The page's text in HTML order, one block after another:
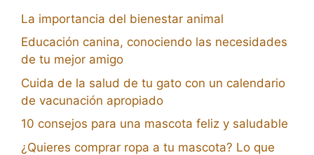
La importancia del bienestar animal
Educación canina, conociendo las necesidades
de tu mejor amigo
Cuida de la salud de tu gato con un calendario
de vacunación apropiado
10 consejos para una mascota feliz y saludable
¿Quieres comprar ropa a tu mascota? Lo que